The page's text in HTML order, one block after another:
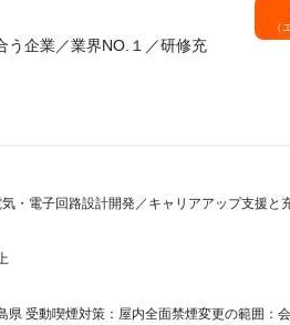
う企業／業界NO.１／研修充
（
・電子回路設計開発／キャリアアップ支援と
受動喫煙対策：屋内全面禁煙変更の範囲：会